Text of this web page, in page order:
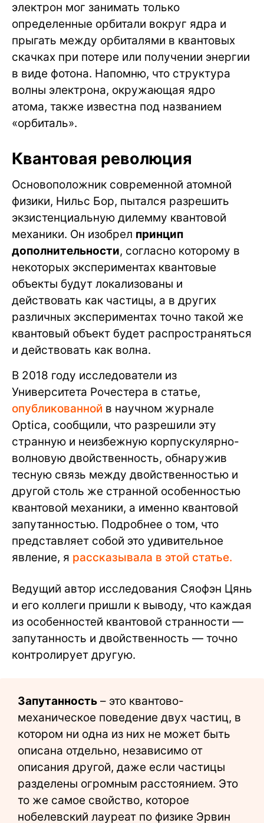
электрон мог занимать только
определенные орбитали вокруг ядра и
прыгать между орбиталями в квантовых
скачках при потере или получении энергии
в виде фотона. Напомню, что структура
волны электрона, окружающая ядро
атома, также известна под названием
«орбиталь».
Квантовая революция
Основоположник современной атомной
физики, Нильс Бор, пытался разрешить
экзистенциальную дилемму квантовой
механики. Он изобрел принцип
дополнительности, согласно которому в
некоторых экспериментах квантовые
объекты будут локализованы и
действовать как частицы, а в других
различных экспериментах точно такой же
квантовый объект будет распространяться
и действовать как волна.
В 2018 году исследователи из
Университета Рочестера в статье,
опубликованной в научном журнале
Optica, сообщили, что разрешили эту
странную и неизбежную корпускулярно-
волновую двойственность, обнаружив
тесную связь между двойственностью и
другой столь же странной особенностью
квантовой механики, а именно квантовой
запутанностью. Подробнее о том, что
представляет собой это удивительное
явление, я рассказывала в этой статье.
Ведущий автор исследования Сяофэн Цянь
и его коллеги пришли к выводу, что каждая
из особенностей квантовой странности —
запутанность и двойственность — точно
контролирует другую.
Запутанность – это квантово-
механическое поведение двух частиц, в
котором ни одна из них не может быть
описана отдельно, независимо от
описания другой, даже если частицы
разделены огромным расстоянием. Это
то же самое свойство, которое
нобелевский лауреат по физике Эрвин